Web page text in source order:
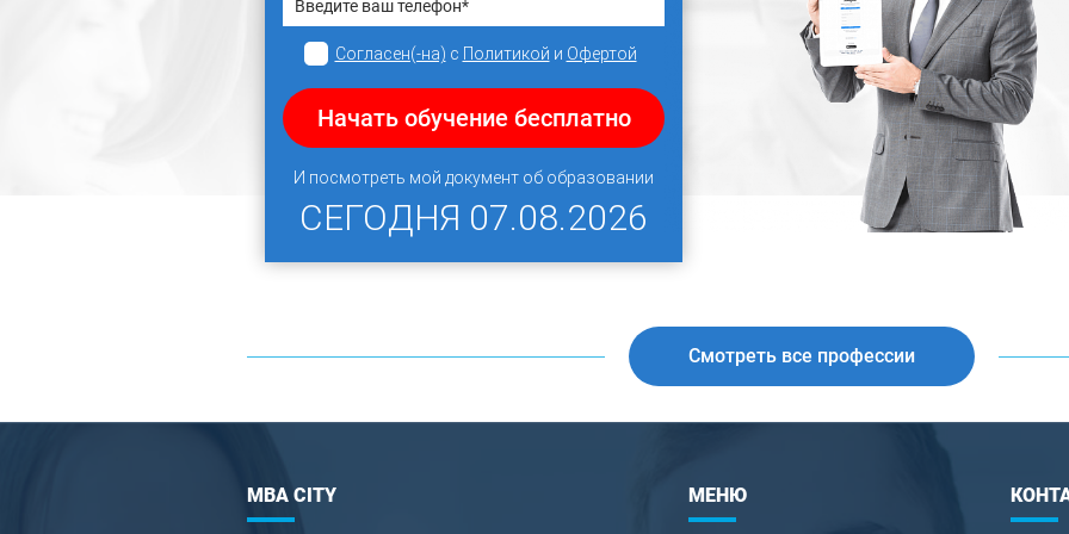
Согласен(-на) с Политикой и Офертой
Начать обучение бесплатно
И посмотреть мой документ об образовании
СЕГОДНЯ 07.08.2026
Смотреть все профессии
MBA CITY МЕНЮ